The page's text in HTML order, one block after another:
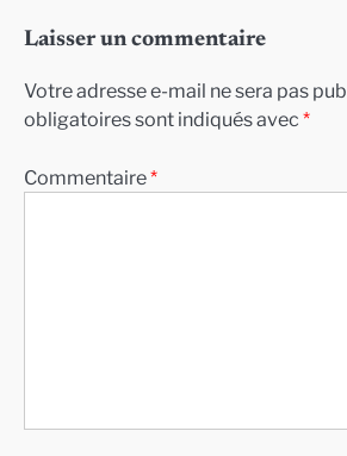
Laisser un commentaire
Votre adresse e-mail ne sera pas
obligatoires sont indiqués avec *
Commentaire*